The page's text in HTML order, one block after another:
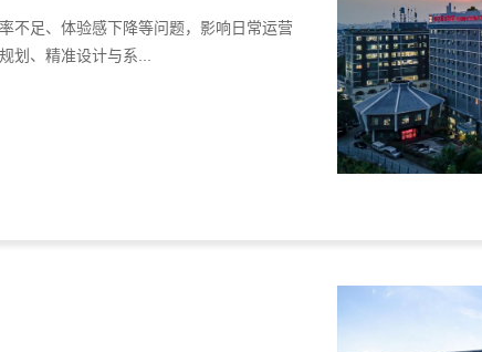
不足、体验感下降等问题，影响日常运营
划、精准设计与系...